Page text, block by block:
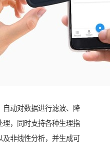
自动对数据进行滤波、降
理，同时支持各种生理指
非线性分析，并生成可